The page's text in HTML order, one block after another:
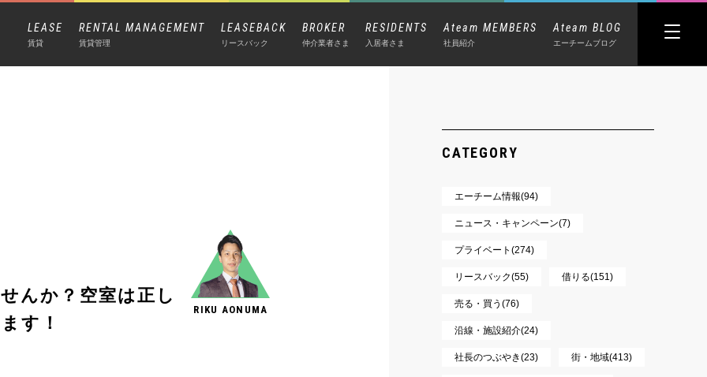
LEASE
賃貸
RENTAL MANAGEMENT
賃貸管理
LEASEBACK
リースバック
BROKER
仲介業者さま
RESIDENTS
入居者さま
Ateam MEMBERS
社員紹介
Ateam BLOG
エーチームブログ
んか？空室は正し
す！
RIKU AONUMA
CATEGORY
エーチーム情報(94)
ニュース・キャンペーン(7)
プライベート(274)
リースバック(55) 借りる(151)
売る・買う(76)
沿線・施設紹介(24)
社長のつぶやき(23) 街・地域(413)